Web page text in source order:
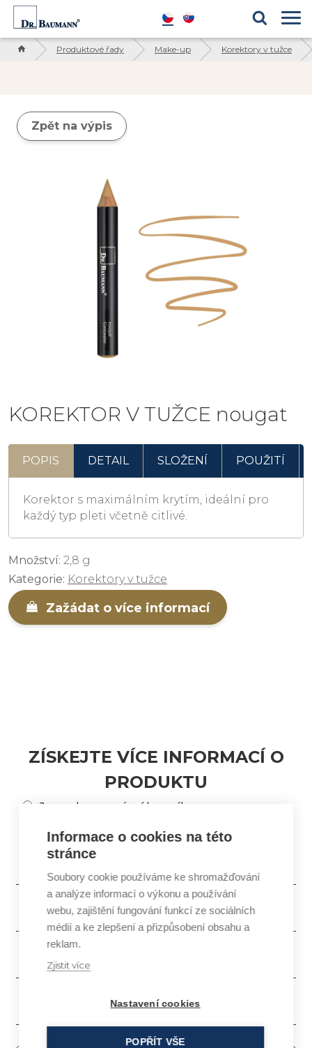
Kosmetické ingredience
Produktové řady Make-up Korektory v tužce
Zpět na výpis
KOREKTOR V TUŽCE nougat
POPIS DETAIL SLOŽENÍ POUŽITÍ
Korektor s maximálním krytím, ideální pro
každý typ pleti včetně citlivé.
Množství: 2,8 g
Kategorie: Korektory v tužce
Zažádat o více informací
ZÍSKEJTE VÍCE INFORMACÍ O
PRODUKTU
Jsem koncový zákazník
Jsem profesionál v oboru kosmetiky
Informace o cookies na této
stránce
Soubory cookie používáme ke shromažďování
a analýze informací o výkonu a používání
webu, zajištění fungování funkcí ze sociálních
médií a ke zlepšení a přizpůsobení obsahu a
reklam.
Zjistit více
Nastavení cookies
POPŘÍT VŠE